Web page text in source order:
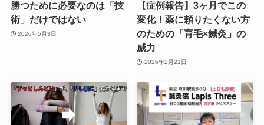
勝つために必要なのは「技
術」だけではない
2026年5月3日
【症例報告】3ヶ月でこの
変化！薬に頼りたくない方
のための「育毛×鍼灸」の
威力
2026年2月21日